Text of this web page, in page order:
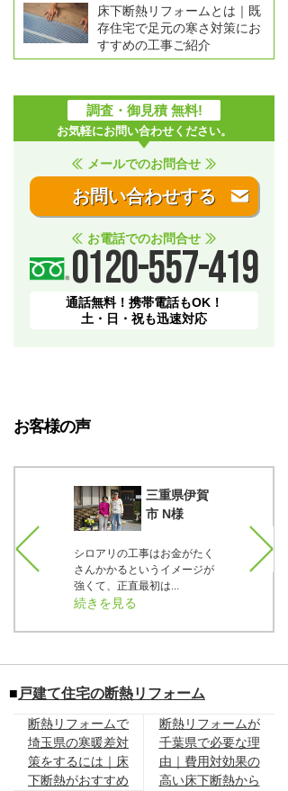
床下断熱リフォームとは｜既
存住宅で足元の寒さ対策にお
すすめの工事ご紹介
調査・御見積 無料!
お気軽にお問い合わせください。
メールでのお問合せ
お問い合わせする
お電話でのお問合せ
0120-557-419
通話無料！携帯電話もOK！
土・日・祝も迅速対応
お客様の声
料に
で37年
三重県伊賀
市 N様
シロアリの工事はお金がたく
さんかかるというイメージが
強くて、正直最初は...
続きを見る
正直言
した。
■ 戸建て住宅の断熱リフォーム
断熱リフォームで
埼玉県の寒暖差対
策をするには｜床
下断熱がおすすめ
断熱リフォームが
千葉県で必要な理
由｜費用対効果の
高い床下断熱から